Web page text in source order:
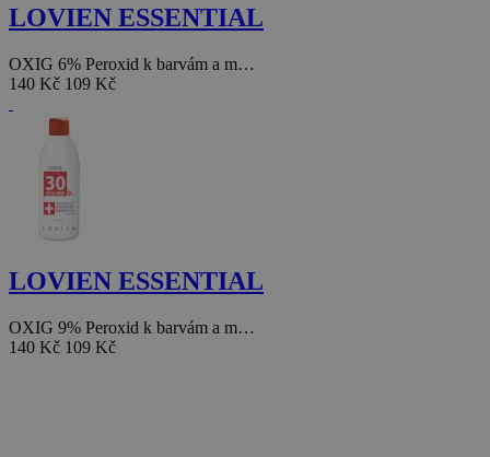
LOVIEN ESSENTIAL
OXIG 6% Peroxid k barvám a m…
140 Kč 109 Kč
LOVIEN ESSENTIAL
OXIG 9% Peroxid k barvám a m…
140 Kč 109 Kč